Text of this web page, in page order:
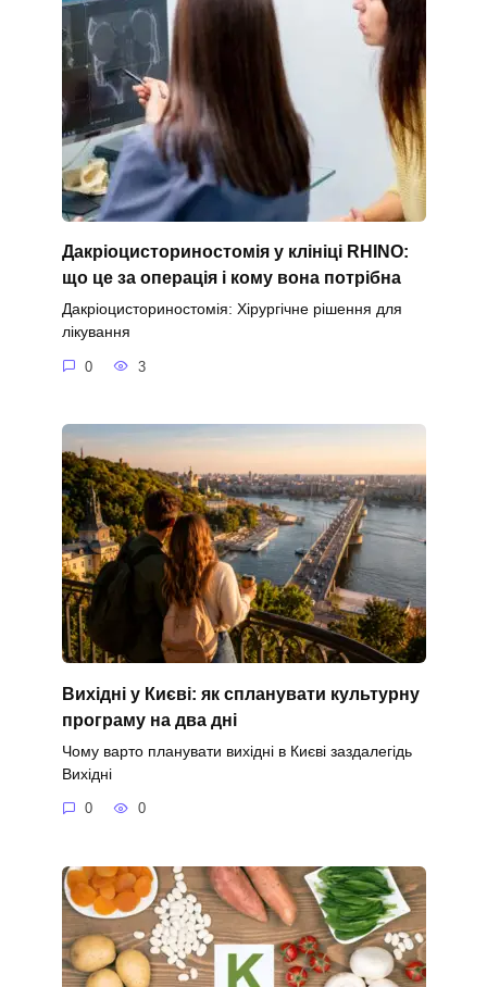
Дакріоцисториностомія у клініці RHINO:
що це за операція і кому вона потрібна
Дакріоцисториностомія: Хірургічне рішення для
лікування
0 3
Вихідні у Києві: як спланувати культурну
програму на два дні
Чому варто планувати вихідні в Києві заздалегідь
Вихідні
0 0